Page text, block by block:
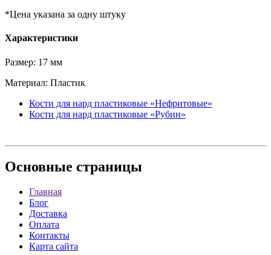
*Цена указана за одну штуку
Характеристики
Размер: 17 мм
Материал: Пластик
Кости для нард пластиковые «Нефритовые»
Кости для нард пластиковые «Рубин»
Основные страницы
Главная
Блог
Доставка
Оплата
Контакты
Карта сайта